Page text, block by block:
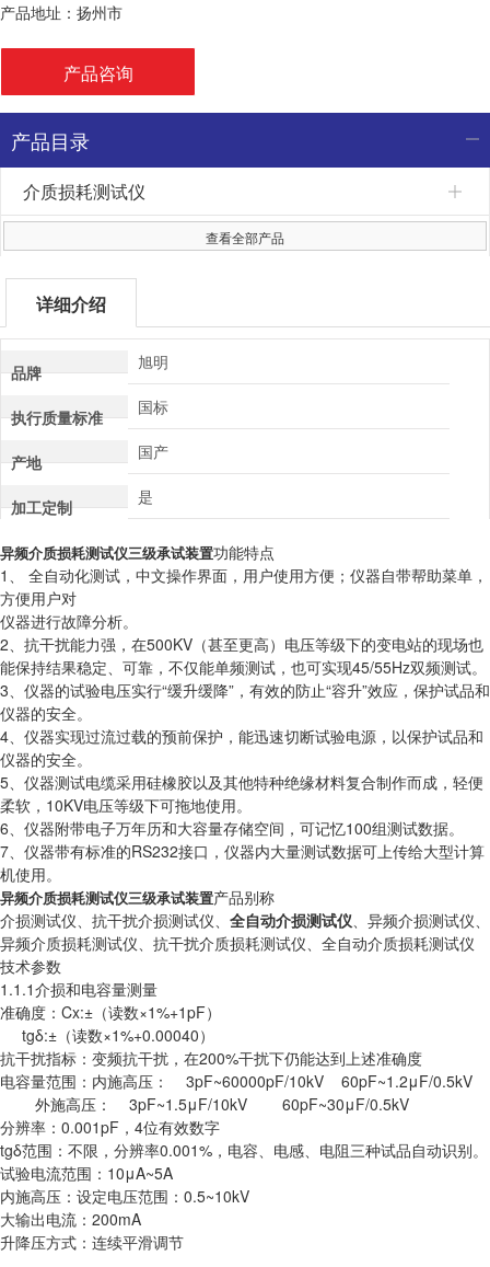
产品地址：扬州市
产品咨询
产品目录
介质损耗测试仪
查看全部产品
详细介绍
品牌 旭明
执行质量标准 国标
产地 国产
加工定制 是
异频介质损耗测试仪三级承试装置功能特点
1、 全自动化测试，中文操作界面，用户使用方便；仪器自带帮助菜单，
方便用户对
仪器进行故障分析。
2、抗干扰能力强，在500KV（甚至更高）电压等级下的变电站的现场也
能保持结果稳定、可靠，不仅能单频测试，也可实现45/55Hz双频测试。
3、仪器的试验电压实行“缓升缓降”，有效的防止“容升”效应，保护试品和
仪器的安全。
4、仪器实现过流过载的预前保护，能迅速切断试验电源，以保护试品和
仪器的安全。
5、仪器测试电缆采用硅橡胶以及其他特种绝缘材料复合制作而成，轻便
柔软，10KV电压等级下可拖地使用。
6、仪器附带电子万年历和大容量存储空间，可记忆100组测试数据。
7、仪器带有标准的RS232接口，仪器内大量测试数据可上传给大型计算
机使用。
异频介质损耗测试仪三级承试装置产品别称
介损测试仪、抗干扰介损测试仪、 全自动介损测试仪、异频介损测试仪、
异频介质损耗测试仪、抗干扰介质损耗测试仪、全自动介质损耗测试仪
技术参数
1.1.1介损和电容量测量
准确度：Cx:±（读数×1%+1pF）
tgδ:±（读数×1%+0.00040）
抗干扰指标：变频抗干扰，在200%干扰下仍能达到上述准确度
电容量范围：内施高压： 3pF~60000pF/10kV 60pF~1.2μF/0.5kV
外施高压： 3pF~1.5μF/10kV 60pF~30μF/0.5kV
分辨率：0.001pF，4位有效数字
tgδ范围：不限，分辨率0.001%，电容、电感、电阻三种试品自动识别。
试验电流范围：10μA~5A
内施高压：设定电压范围：0.5~10kV
大输出电流：200mA
升降压方式：连续平滑调节